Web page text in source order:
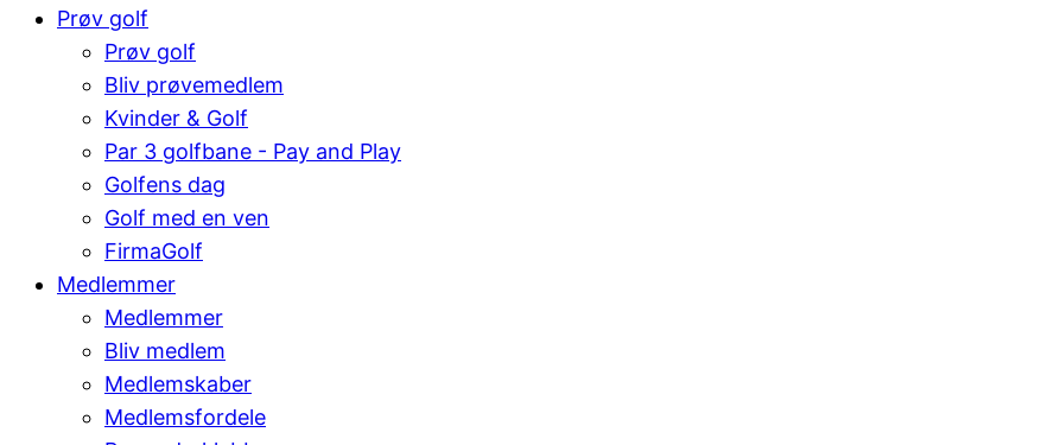
Prøv golf
Prøv golf
Bliv prøvemedlem
Kvinder & Golf
Par 3 golfbane - Pay and Play
Golfens dag
Golf med en ven
FirmaGolf
Medlemmer
Medlemmer
Bliv medlem
Medlemskaber
Medlemsfordele